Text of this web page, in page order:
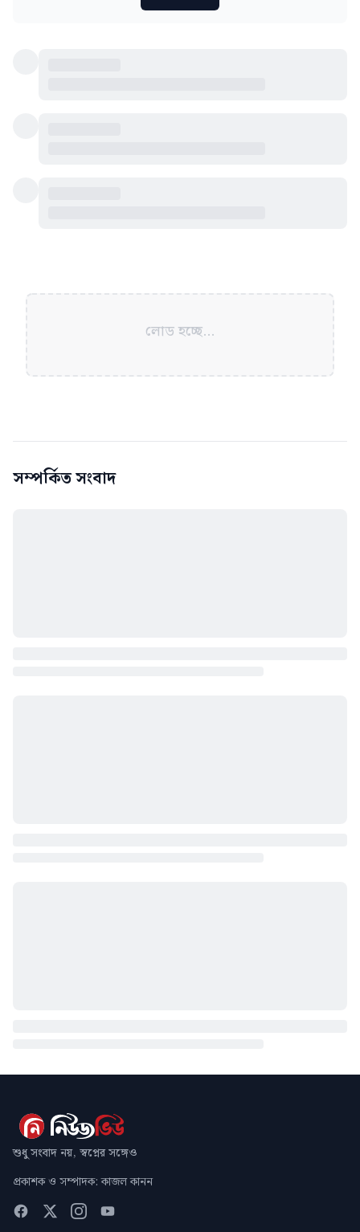
লোড হচ্ছে...
সম্পর্কিত সংবাদ
শুধু সংবাদ নয়, স্বপ্নের সঙ্গেও
প্রকাশক ও সম্পাদক: কাজল কানন